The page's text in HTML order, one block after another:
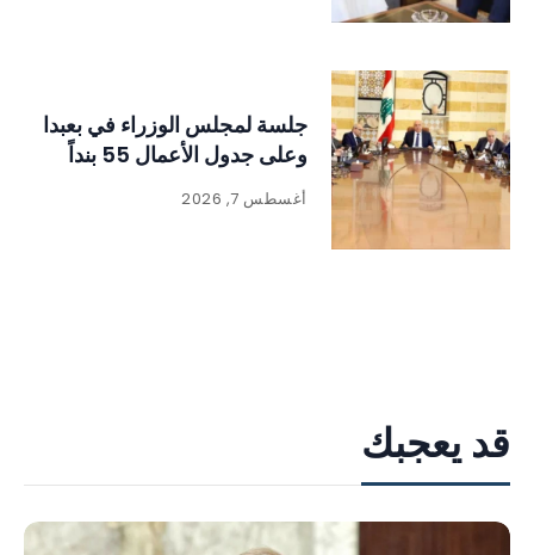
جلسة لمجلس الوزراء في بعبدا
وعلى جدول الأعمال 55 بنداً
أغسطس 7, 2026
قد يعجبك